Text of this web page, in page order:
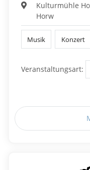
Kulturmühle
Horw
Musik Konzert
Veranstaltungsart: